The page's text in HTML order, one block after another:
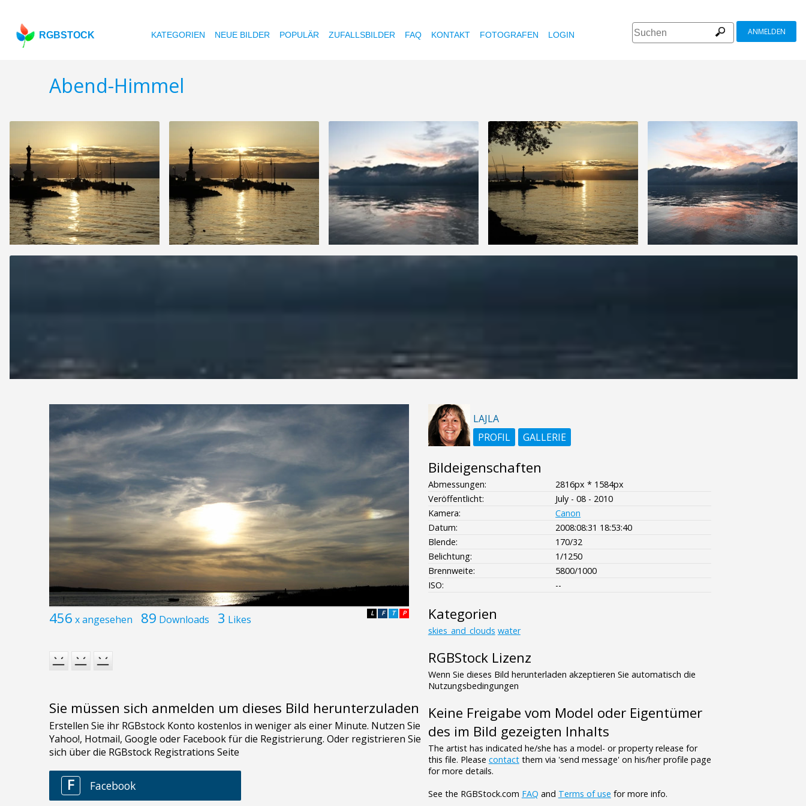
RGBSTOCK KATEGORIEN NEUE BILDER POPULÄR ZUFALLSBILDER FAQ KONTAKT FOTOGRAFEN LOGIN ANMELDEN
Abend-Himmel
456 x angesehen 89 Downloads 3 Likes P
T
F
L
Sie müssen sich anmelden um dieses Bild herunterzuladen
LAJLA
PROFIL
GALLERIE
Bildeigenschaften
Abmessungen:
2816px * 1584px
Veröffentlicht:
July - 08 - 2010
Kamera:
Canon
Datum:
2008:08:31 18:53:40
Blende:
170/32
Belichtung:
1/1250
Brennweite:
5800/1000
ISO:
--
Kategorien
skies_and_clouds water
RGBStock Lizenz
Wenn Sie dieses Bild herunterladen akzeptieren Sie automatisch die
Nutzungsbedingungen
Keine Freigabe vom Model oder Eigentümer
des im Bild gezeigten Inhalts
The artist has indicated he/she has a model- or property release for
this file. Please contactthem via 'send message' on his/her profile page
for more details.
See the RGBStock.com FAQ and Terms of use for more info.